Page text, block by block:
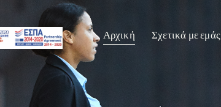
Αρχική Σχετικά με εμάς